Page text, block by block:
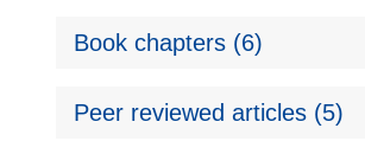
Book chapters (6)
Peer reviewed articles (5)